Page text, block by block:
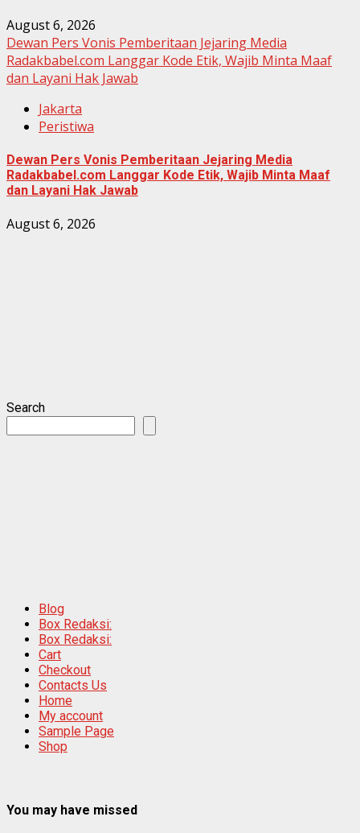
August 6, 2026
Dewan Pers Vonis Pemberitaan Jejaring Media
Radakbabel.com Langgar Kode Etik, Wajib Minta Maaf
dan Layani Hak Jawab
Jakarta
Peristiwa
Dewan Pers Vonis Pemberitaan Jejaring Media
Radakbabel.com Langgar Kode Etik, Wajib Minta Maaf
dan Layani Hak Jawab
August 6, 2026
Search
Blog
Box Redaksi:
Box Redaksi:
Cart
Checkout
Contacts Us
Home
My account
Sample Page
Shop
You may have missed